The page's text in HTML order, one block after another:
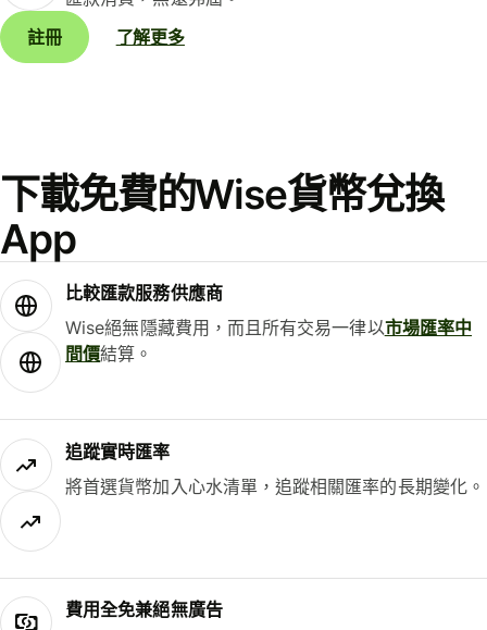
註冊
了解更多
下載免費的Wise貨幣兌換
App
比較匯款服務供應商
Wise絕無隱藏費用，而且所有交易一律以市場匯率中
間價結算。
追蹤實時匯率
將首選貨幣加入心水清單，追蹤相關匯率的長期變化。
費用全免兼絕無廣告